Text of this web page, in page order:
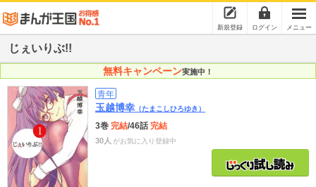
新規登録 ログイン メニュー
じぇいりぶ!!
無料キャンペーン実施中！
青年
玉越博幸 （たまこしひろゆき）
3巻 完結/46話完結
30人 がお気に入り登録中